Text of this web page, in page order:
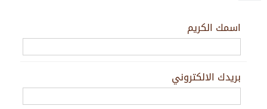
اسمك الكريم
بريدك الالكتروني